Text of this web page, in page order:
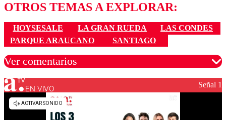
OTROS TEMAS A EXPLORAR:
HOYSESALE LA GRAN RUEDA
LAS CONDES
PARQUE ARAUCANO
SANTIAGO
Ver comentarios
Los comentarios son moderados para garantizar un
EN VIVO Señal 1